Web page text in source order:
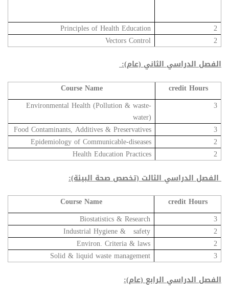
2
Principles of Health Education
2
Vectors Control
الفصل الدراسي الثاني (عام):
credit Hours
Course Name
3
Environmental Health (Pollution & waste-
water)
3
Food Contaminants, Additives & Preservatives
2
Epidemiology of Communicable-diseases
2
Health Education Practices
الفصل الدراسي الثالت (تخصص صحة البيئة):
credit Hours
Course Name
3
Biostatistics & Research
2
Industrial Hygiene & safety
2
Environ. Criteria & laws
3
Solid & liquid waste management
الفصل الدراسي الرابع (عام):